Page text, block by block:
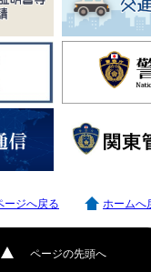
ページの先頭へ
ージへ戻る ホームへ